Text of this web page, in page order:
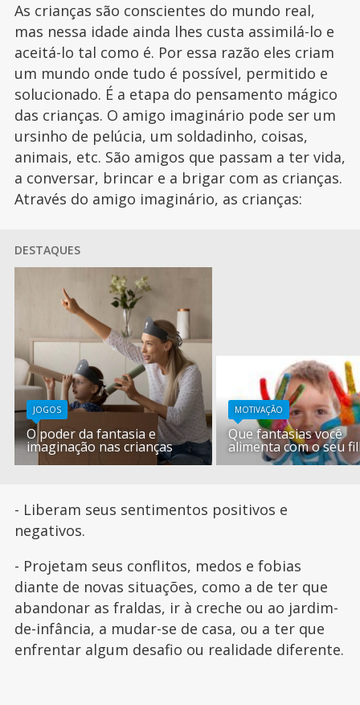
As crianças são conscientes do mundo real,
mas nessa idade ainda lhes custa assimilá-lo e
aceitá-lo tal como é. Por essa razão eles criam
um mundo onde tudo é possível, permitido e
solucionado. É a etapa do pensamento mágico
das crianças. O amigo imaginário pode ser um
ursinho de pelúcia, um soldadinho, coisas,
animais, etc. São amigos que passam a ter vida,
a conversar, brincar e a brigar com as crianças.
Através do amigo imaginário, as crianças:
DESTAQUES
JOGOS
O poder da fantasia e
imaginação nas crianças
MOTIVAÇÃO
Que fantasias você
alimenta com o seu
- Liberam seus sentimentos positivos e
negativos.
- Projetam seus conflitos, medos e fobias
diante de novas situações, como a de ter que
abandonar as fraldas, ir à creche ou ao jardim-
de-infância, a mudar-se de casa, ou a ter que
enfrentar algum desafio ou realidade diferente.